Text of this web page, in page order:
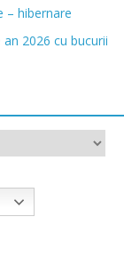
– hibernare
2026 cu bucurii